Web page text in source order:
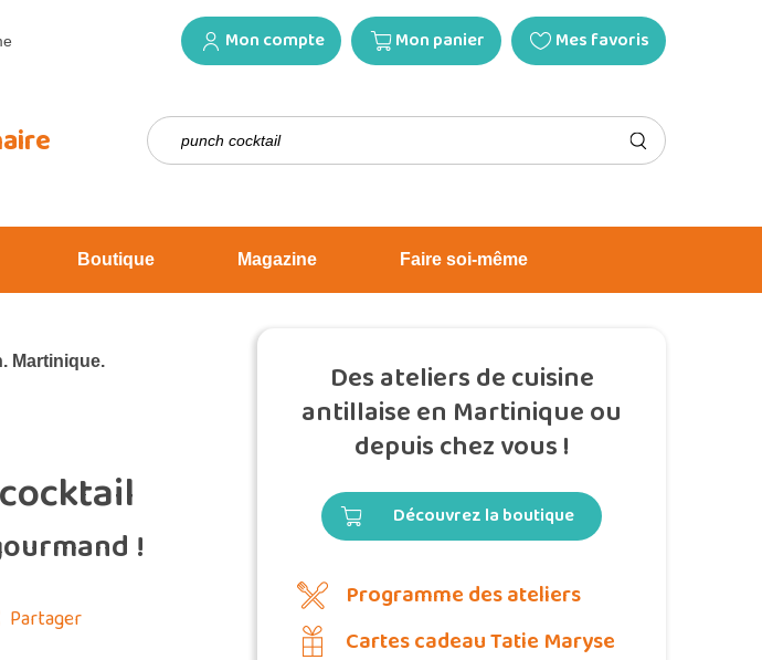
Mon compte Mon panier Mes favoris
Rechercher :
Boutique Magazine Faire soi-même
Martinique.
!
Partager
Des ateliers de cuisine
antillaise en Martinique ou
depuis chez vous !
Découvrez la boutique
Programme des ateliers
Cartes cadeau Tatie Maryse